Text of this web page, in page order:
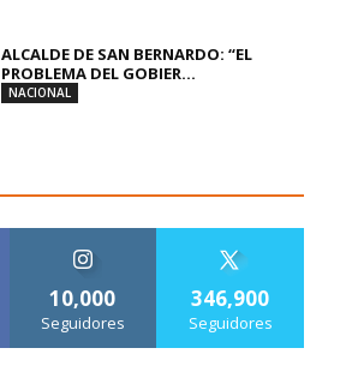
ALCALDE DE SAN BERNARDO: “EL
PROBLEMA DEL GOBIER...
NACIONAL
10,000
Seguidores
346,900
Seguidores